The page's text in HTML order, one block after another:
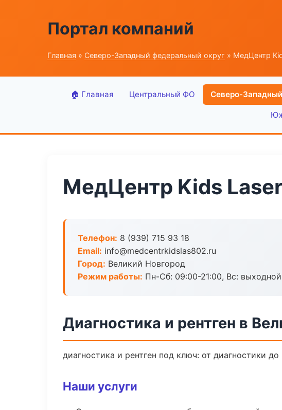
Портал компаний
Главная » Северо-Западный федеральный округ » МедЦентр
🏠 Главная Центральный ФО Северо-
МедЦентр Kids Laser
Телефон: 8 (939) 715 93 18
Email: info@medcentrkidslas802.ru
Город: Великий Новгород
Режим работы: Пн-Сб: 09:00-21:00, Вс: выходной
Диагностика и рентген в
диагностика и рентген под ключ: от диагностики
Наши услуги